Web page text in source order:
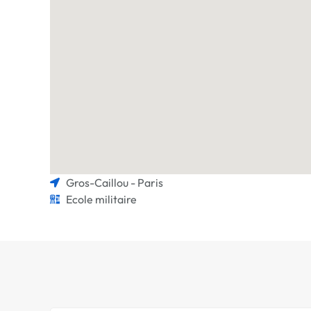
Gros-Caillou - Paris
Ecole militaire